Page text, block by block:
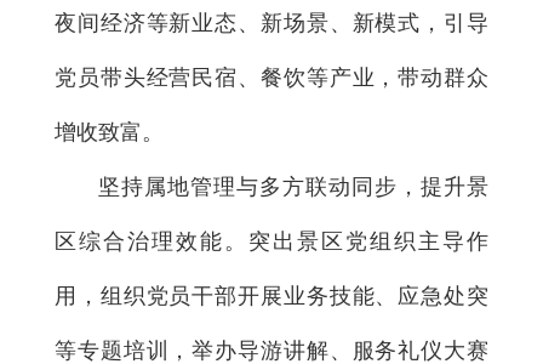
夜间经济等新业态、新场景、新模式，引导
党员带头经营民宿、餐饮等产业，带动群众
增收致富。
坚持属地管理与多方联动同步，提升景
区综合治理效能。突出景区党组织主导作
用，组织党员干部开展业务技能、应急处突
等专题培训，举办导游讲解、服务礼仪大赛